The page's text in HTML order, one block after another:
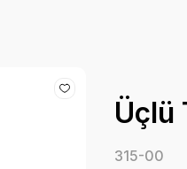
Üçlü
315-00